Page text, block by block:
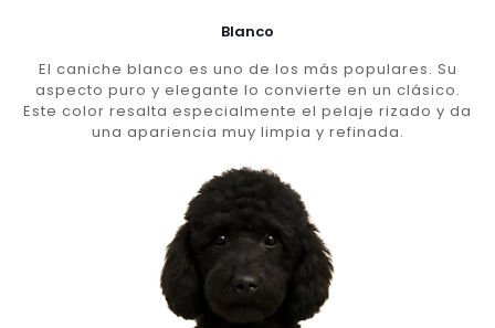
Blanco
El caniche blanco es uno de los más populares. Su
aspecto puro y elegante lo convierte en un clásico.
Este color resalta especialmente el pelaje rizado y da
una apariencia muy limpia y refinada.